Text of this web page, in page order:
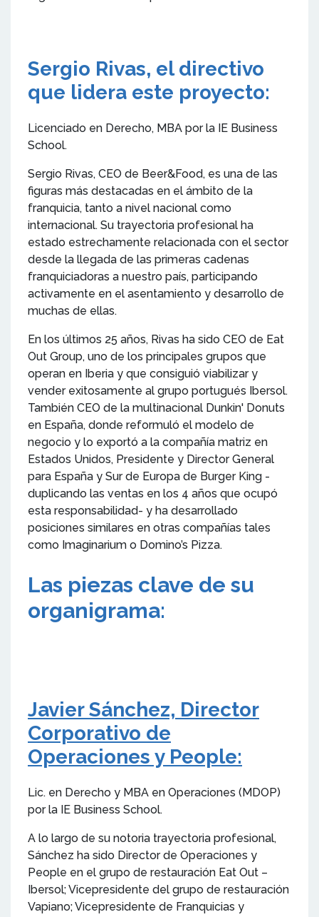
Sergio Rivas, el directivo
que lidera este proyecto:
Licenciado en Derecho, MBA por la IE Business
School.
Sergio Rivas, CEO de Beer&Food, es una de las
figuras más destacadas en el ámbito de la
franquicia, tanto a nivel nacional como
internacional. Su trayectoria profesional ha
estado estrechamente relacionada con el sector
desde la llegada de las primeras cadenas
franquiciadoras a nuestro país, participando
activamente en el asentamiento y desarrollo de
muchas de ellas.
En los últimos 25 años, Rivas ha sido CEO de Eat
Out Group, uno de los principales grupos que
operan en Iberia y que consiguió viabilizar y
vender exitosamente al grupo portugués Ibersol.
También CEO de la multinacional Dunkin' Donuts
en España, donde reformuló el modelo de
negocio y lo exportó a la compañía matriz en
Estados Unidos, Presidente y Director General
para España y Sur de Europa de Burger King -
duplicando las ventas en los 4 años que ocupó
esta responsabilidad- y ha desarrollado
posiciones similares en otras compañías tales
como Imaginarium o Domino’s Pizza.
Las piezas clave de su
organigrama:
Javier Sánchez, Director
Corporativo de
Operaciones y People:
Lic. en Derecho y MBA en Operaciones (MDOP)
por la IE Business School.
A lo largo de su notoria trayectoria profesional,
Sánchez ha sido Director de Operaciones y
People en el grupo de restauración Eat Out –
Ibersol; Vicepresidente del grupo de restauración
Vapiano; Vicepresidente de Franquicias y